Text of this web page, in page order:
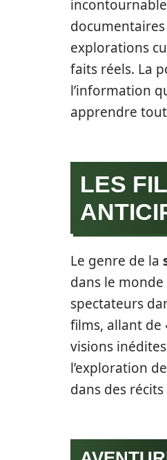
explorations
faits réels. La
l’information
apprendre
LES
Le genre de la
dans le
spectateurs
films, allant de
visions
l’exploration
dans des